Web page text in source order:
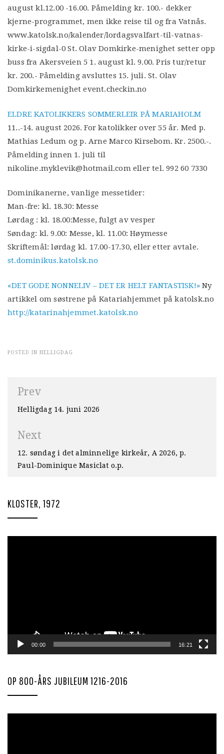
august kl.12.00 -16.00. Påmelding kr. 100.- dekker
kjerne-programmet, men ikke reise til og fra Vatnås.
www.katolsk.no/kalender/lordagsvalfart-til-vatnas-
kirke-i-sigdal-0 St. Olav Domkirke-menighet setter opp
buss fra Akersveien 5 1. august kl. 9.00. Pris tur/retur
kr. 200.- Påmelding avsluttes 15. juli. St. Olav
Domkirkemenighet event.checkin.no
ELDRE KATOLIKKERS SOMMERLEIR PÅ MARIAHOLM
11..-14. august 2026. For katolikker over 55 år. Med p.
Mathias Ledum og p. Arne Marco Kirsebom. Kr. 2500.-.
Påmelding innen 1. juli til
nikoline.myklevik@hotmail.com eller tel. 992 60 7330
Dominikanerne, vanlige messetider:
Man-fre: kl. 18.30: Messe
Lørdag : kl. 18.00:Messe, fulgt av vesper
Søndag: kl. 9.00: Messe, kl. 11.00: Høymesse
Skriftemål: lørdag kl. 17.00-17.30, eller etter avtale.
st.dominikus.katolsk.no
«DET GODE NONNELIV – DET ER HELT FANTASTISK!» Ny
artikkel om søstrene på Katariahjemmet på katolsk.no
http://katarinahjemmet.katolsk.no
POSTED IN HELLIGDAG
Innleggsnavigasjon
Prev
Helligdag 14. juni 2026
Next
12. søndag i det alminnelige kirkeår, A 2026, p.
Paul-Dominique Masiclat o.p.
KLOSTER, 1972
00:00 16:21
OP 800-ÅRS JUBILEUM 1216-2016